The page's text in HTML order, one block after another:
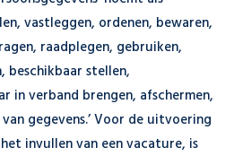
vastleggen, ordenen, bewaren,
raadplegen, gebruiken,
beschikbaar stellen,
in verband brengen, afschermen,
gegevens.’ Voor de uitvoering
invullen van een vacature, is